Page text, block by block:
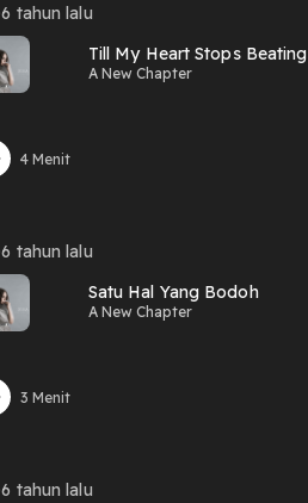
6 tahun lalu
Till My Heart Stops Beating
A New Chapter
4 Menit
6 tahun lalu
Satu Hal Yang Bodoh
A New Chapter
3 Menit
6 tahun lalu